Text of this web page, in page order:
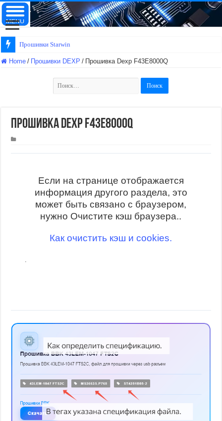
Прошивки Starwind
Home / Прошивки DEXP / Прошивка Dexp F43E8000Q
Найти:
Прошивка Dexp F43E8000Q
Если на странице отображается
информация другого раздела, это
может быть связано с браузером,
нужно Очистите кэш браузера..
Как очистить кэш и cookies.
.